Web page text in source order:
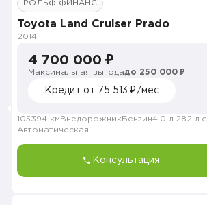
РОЛЬФ ФИНАНС
Toyota Land Cruiser Prado
2014
4 700 000 ₽
Максимальная выгодадо 250 000 ₽
Кредит от 75 513 ₽/мес
105394 км Внедорожник Бензин4.0 л. 282 л.с.
Автоматическая
Консультация